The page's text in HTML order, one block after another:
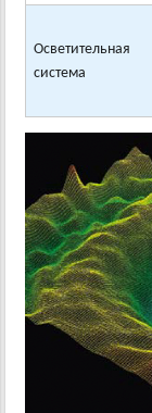
Осветительная
система